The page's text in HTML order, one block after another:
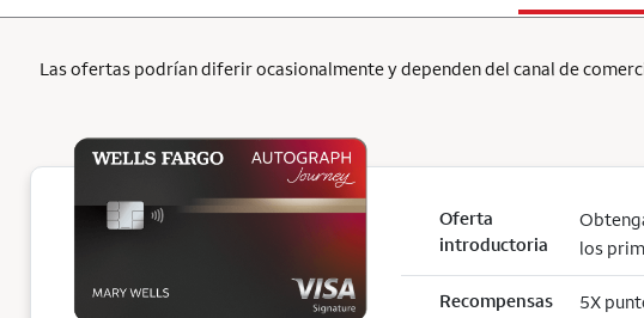
Las ofertas podrían diferir ocasionalmente y dependen del canal de
Oferta
introductoria
los
Recompensas
5X